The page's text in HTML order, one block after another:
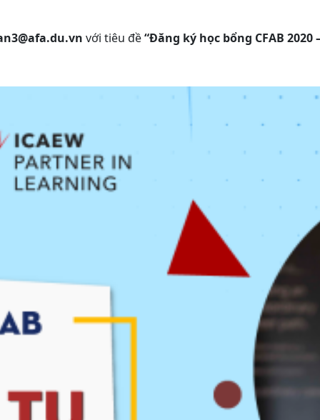
với tiêu đề“Đăng ký học bổng CFAB 2020